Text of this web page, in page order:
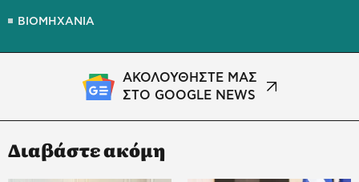
ΒΙΟΜΗΧΑΝΙΑ
ΑΚΟΛΟΥΘΗΣΤΕ ΜΑΣ
ΣΤΟ GOOGLE NEWS
Διαβάστε ακόμη